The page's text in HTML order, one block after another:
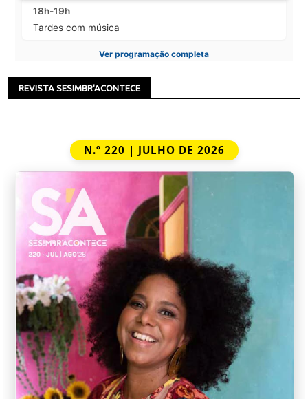
18h-19h
Tardes com música
Ver programação completa
REVISTA SESIMBR'ACONTECE
N.º 220 | JULHO DE 2026